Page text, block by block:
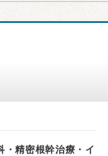
・精密根幹治療・イ